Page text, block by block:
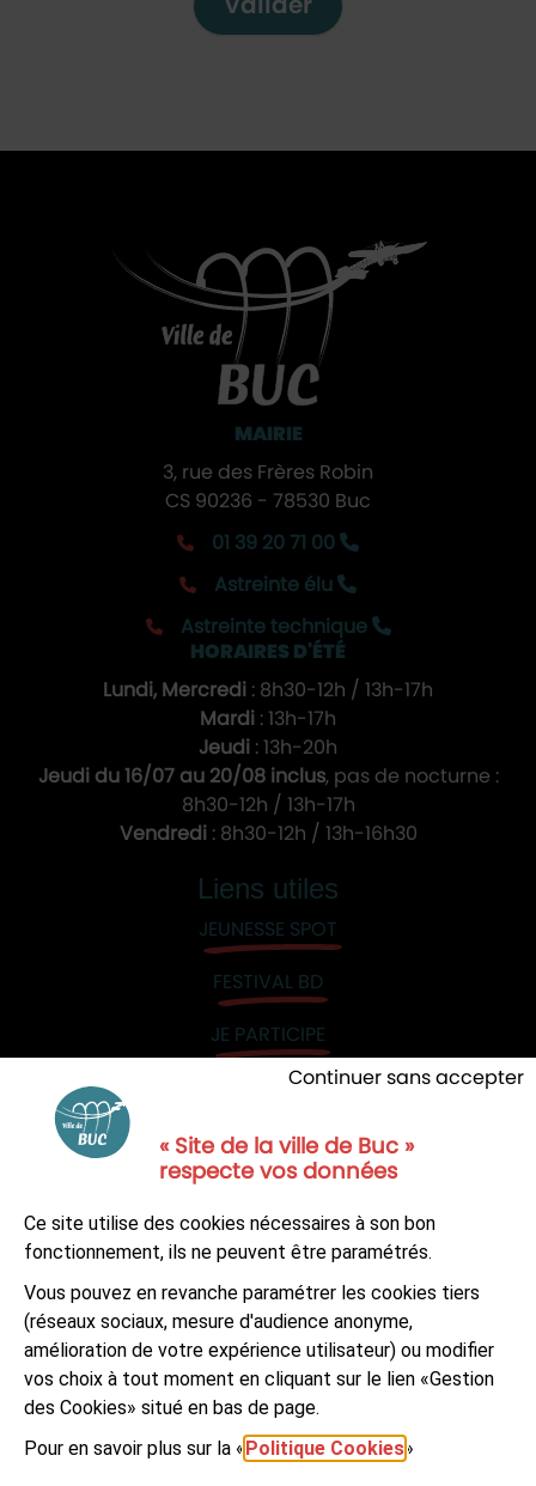
« Site de la ville de Buc »
respecte vos données
Ce site utilise des cookies nécessaires à son bon
fonctionnement, ils ne peuvent être paramétrés.
Vous pouvez en revanche paramétrer les cookies tiers
(réseaux sociaux, mesure d'audience anonyme,
amélioration de votre expérience utilisateur) ou modifier
vos choix à tout moment en cliquant sur le lien «Gestion
des Cookies» situé en bas de page.
Pour en savoir plus sur la « Politique Cookies»
Continuer sans accepter
Valider
MAIRIE
3, rue des Frères Robin
CS 90236 - 78530 Buc
01 39 20 71 00
Astreinte élu
Astreinte technique
HORAIRES D'ÉTÉ
Lundi, Mercredi : 8h30-12h / 13h-17h
Mardi : 13h-17h
Jeudi : 13h-20h
Jeudi du 16/07 au 20/08 inclus, pas de nocturne :
8h30-12h / 13h-17h
Vendredi : 8h30-12h / 13h-16h30
Liens utiles
JEUNESSE SPOT
FESTIVAL BD
JE PARTICIPE
NOUS CONTACTER
S'ABONNER À LA NEWSLETTER
Suivez-nous sur
Facebook
LinkedIn